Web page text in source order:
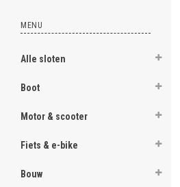
MENU
Alle sloten
Boot
Motor & scooter
Fiets & e-bike
Bouw